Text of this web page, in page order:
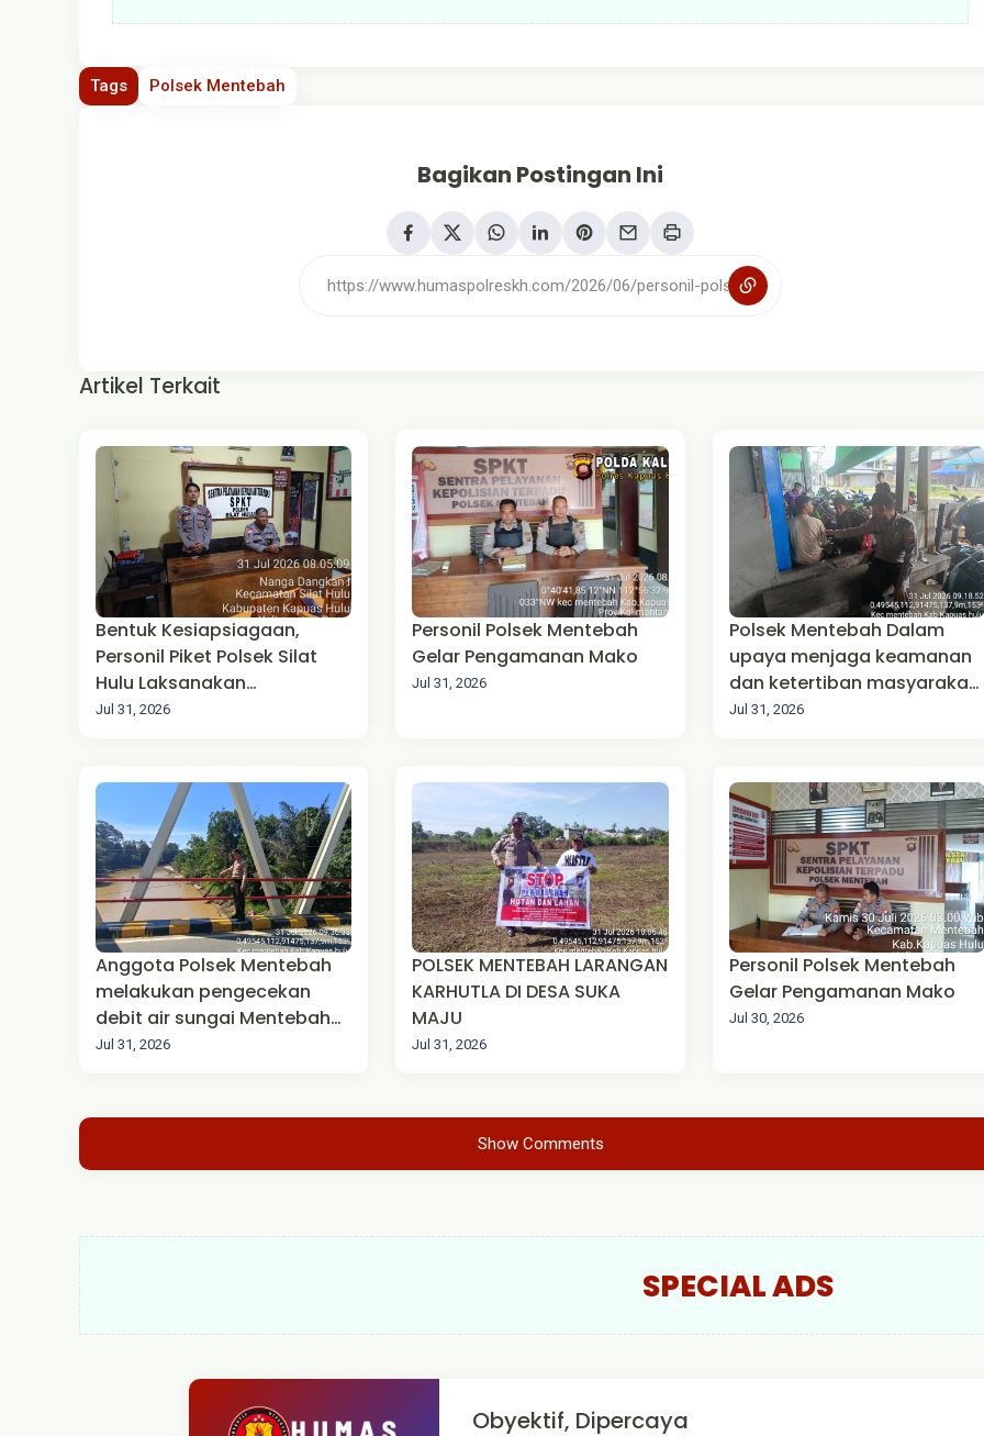
Tags Polsek Mentebah
Bagikan Postingan Ini
Artikel Terkait
Bentuk Kesiapsiagaan,
Personil Piket Polsek Silat
Hulu Laksanakan
Pengamanan Mako
Jul 31, 2026
Personil Polsek Mentebah
Gelar Pengamanan Mako
Jul 31, 2026
Polsek Mentebah Dalam
upaya menjaga keamanan
dan ketertiban masyarakat
(Harkamtibmas),
Jul 31, 2026
Anggota Polsek Mentebah
melakukan pengecekan
debit air sungai Mentebah
Kecamatan Mentebah
Jul 31, 2026
POLSEK MENTEBAH LARANGAN
KARHUTLA DI DESA SUKA
MAJU‎
Jul 31, 2026
Personil Polsek Mentebah
Gelar Pengamanan Mako
Jul 30, 2026
Show Comments
SPECIAL ADS
Obyektif, Dipercaya